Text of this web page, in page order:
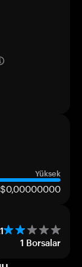
Yüksek
$0,00000000
1 Borsalar